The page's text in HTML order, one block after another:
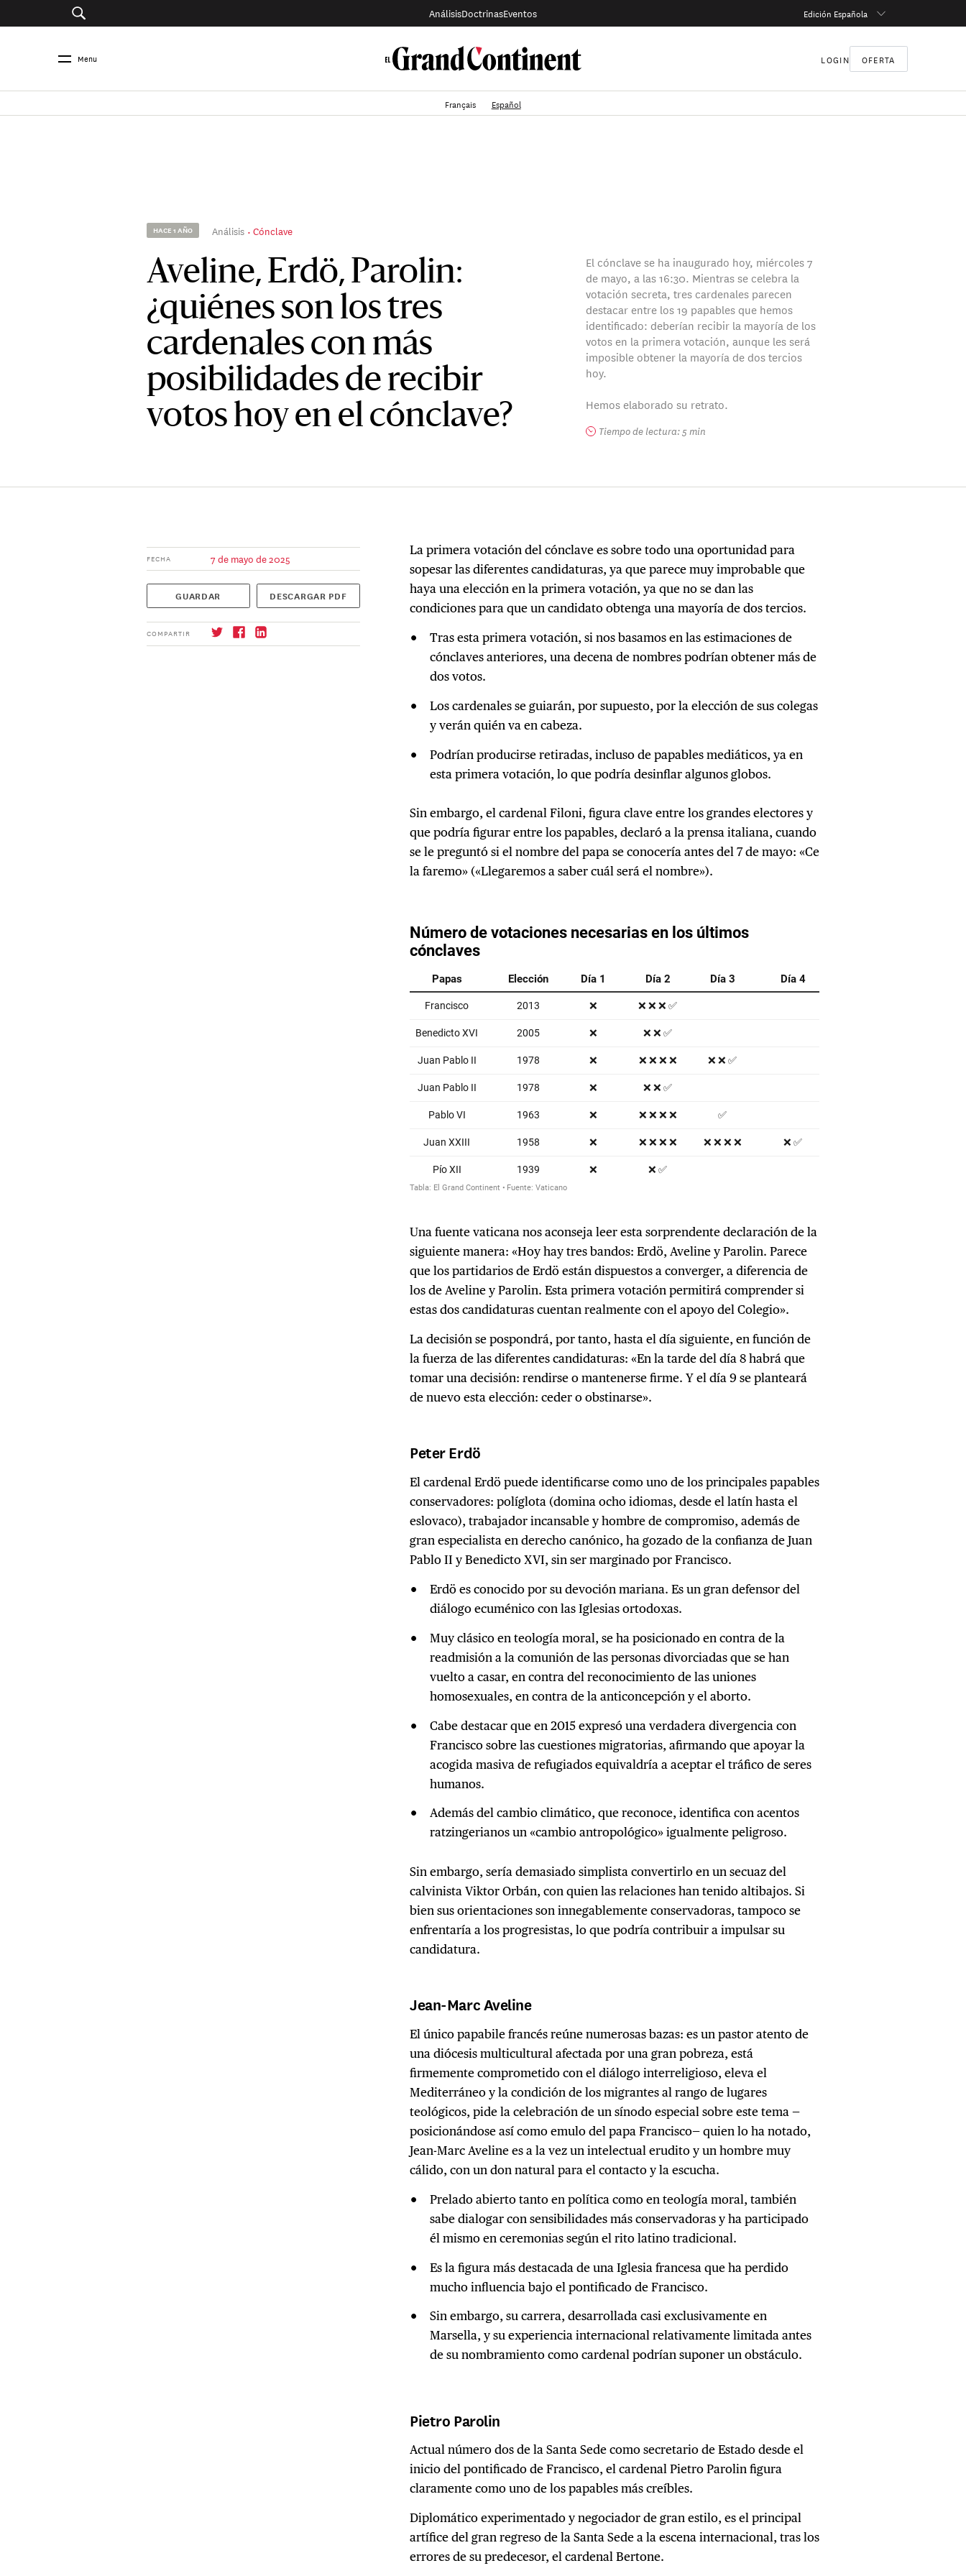
AnálisisDoctrinasEventos Edición Española
Menu LOGIN OFERTA
Français Español
HACE 1 AÑO Análisis Cónclave
Aveline, Erdö, Parolin:
¿quiénes son los tres
cardenales con más
posibilidades de recibir
votos hoy en el cónclave?
El cónclave se ha inaugurado hoy, miércoles 7
de mayo, a las 16:30. Mientras se celebra la
votación secreta, tres cardenales parecen
destacar entre los 19 papables que hemos
identificado: deberían recibir la mayoría de los
votos en la primera votación, aunque les será
imposible obtener la mayoría de dos tercios
hoy.
Hemos elaborado su retrato.
Tiempo de lectura: 5 min
FECHA 7 de mayo de 2025
GUARDAR DESCARGAR PDF
COMPARTIR
La primera votación del cónclave es sobre todo una oportunidad para
sopesar las diferentes candidaturas, ya que parece muy improbable que
haya una elección en la primera votación, ya que no se dan las
condiciones para que un candidato obtenga una mayoría de dos tercios.
Tras esta primera votación, si nos basamos en las estimaciones de
cónclaves anteriores, una decena de nombres podrían obtener más de
dos votos.
Los cardenales se guiarán, por supuesto, por la elección de sus colegas
y verán quién va en cabeza.
Podrían producirse retiradas, incluso de papables mediáticos, ya en
esta primera votación, lo que podría desinflar algunos globos.
Sin embargo, el cardenal Filoni, figura clave entre los grandes electores y
que podría figurar entre los papables, declaró a la prensa italiana, cuando
se le preguntó si el nombre del papa se conocería antes del 7 de mayo: «Ce
la faremo» («Llegaremos a saber cuál será el nombre»).
Una fuente vaticana nos aconseja leer esta sorprendente declaración de la
siguiente manera: «Hoy hay tres bandos: Erdö, Aveline y Parolin. Parece
que los partidarios de Erdö están dispuestos a converger, a diferencia de
los de Aveline y Parolin. Esta primera votación permitirá comprender si
estas dos candidaturas cuentan realmente con el apoyo del Colegio».
La decisión se pospondrá, por tanto, hasta el día siguiente, en función de
la fuerza de las diferentes candidaturas: «En la tarde del día 8 habrá que
tomar una decisión: rendirse o mantenerse firme. Y el día 9 se planteará
de nuevo esta elección: ceder o obstinarse».
Peter Erdö
El cardenal Erdö puede identificarse como uno de los principales papables
conservadores: políglota (domina ocho idiomas, desde el latín hasta el
eslovaco), trabajador incansable y hombre de compromiso, además de
gran especialista en derecho canónico, ha gozado de la confianza de Juan
Pablo II y Benedicto XVI, sin ser marginado por Francisco.
Erdö es conocido por su devoción mariana. Es un gran defensor del
diálogo ecuménico con las Iglesias ortodoxas.
Muy clásico en teología moral, se ha posicionado en contra de la
readmisión a la comunión de las personas divorciadas que se han
vuelto a casar, en contra del reconocimiento de las uniones
homosexuales, en contra de la anticoncepción y el aborto.
Cabe destacar que en 2015 expresó una verdadera divergencia con
Francisco sobre las cuestiones migratorias, afirmando que apoyar la
acogida masiva de refugiados equivaldría a aceptar el tráfico de seres
humanos.
Además del cambio climático, que reconoce, identifica con acentos
ratzingerianos un «cambio antropológico» igualmente peligroso.
Sin embargo, sería demasiado simplista convertirlo en un secuaz del
calvinista Viktor Orbán, con quien las relaciones han tenido altibajos. Si
bien sus orientaciones son innegablemente conservadoras, tampoco se
enfrentaría a los progresistas, lo que podría contribuir a impulsar su
candidatura.
Jean-Marc Aveline
El único papabile francés reúne numerosas bazas: es un pastor atento de
una diócesis multicultural afectada por una gran pobreza, está
firmemente comprometido con el diálogo interreligioso, eleva el
Mediterráneo y la condición de los migrantes al rango de lugares
teológicos, pide la celebración de un sínodo especial sobre este tema —
posicionándose así como emulo del papa Francisco— quien lo ha notado,
Jean-Marc Aveline es a la vez un intelectual erudito y un hombre muy
cálido, con un don natural para el contacto y la escucha.
Prelado abierto tanto en política como en teología moral, también
sabe dialogar con sensibilidades más conservadoras y ha participado
él mismo en ceremonias según el rito latino tradicional.
Es la figura más destacada de una Iglesia francesa que ha perdido
mucho influencia bajo el pontificado de Francisco.
Sin embargo, su carrera, desarrollada casi exclusivamente en
Marsella, y su experiencia internacional relativamente limitada antes
de su nombramiento como cardenal podrían suponer un obstáculo.
Pietro Parolin
Actual número dos de la Santa Sede como secretario de Estado desde el
inicio del pontificado de Francisco, el cardenal Pietro Parolin figura
claramente como uno de los papables más creíbles.
Diplomático experimentado y negociador de gran estilo, es el principal
artífice del gran regreso de la Santa Sede a la escena internacional, tras los
errores de su predecesor, el cardenal Bertone.